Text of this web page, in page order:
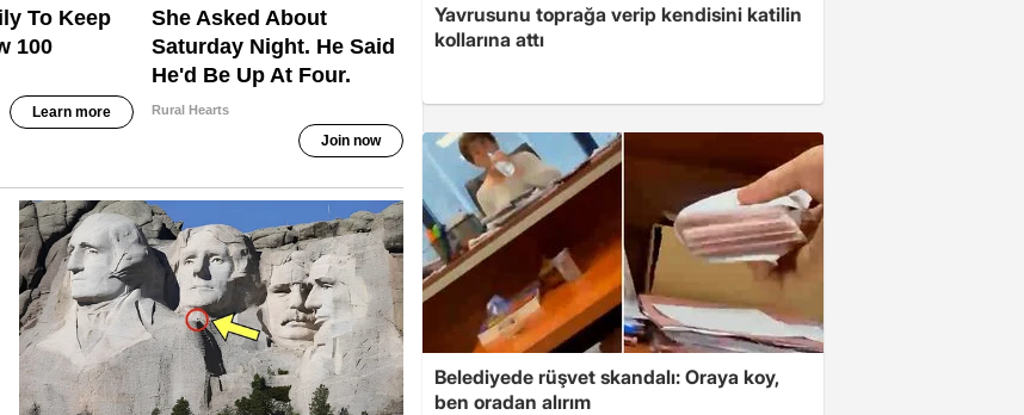
Yavrusunu toprağa verip kendisini katilin
kollarına attı
Belediyede rüşvet skandalı: Oraya koy,
ben oradan alırım